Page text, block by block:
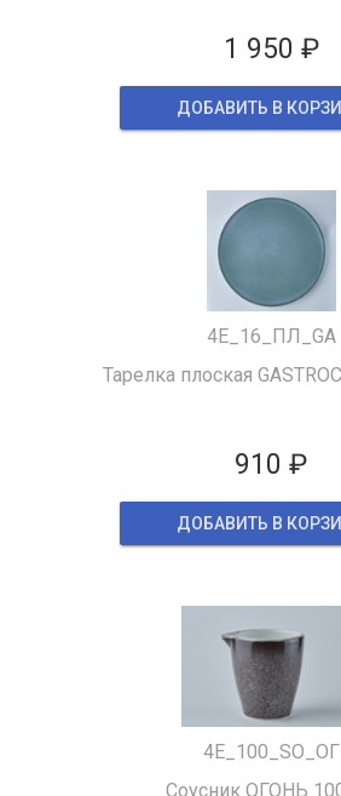
1 950 ₽
ДОБАВИТЬ В
4Е_16_ПЛ_GA
Тарелка плоская
910 ₽
ДОБАВИТЬ В
4E_100_SO_ОГ
Соусник ОГОНЬ